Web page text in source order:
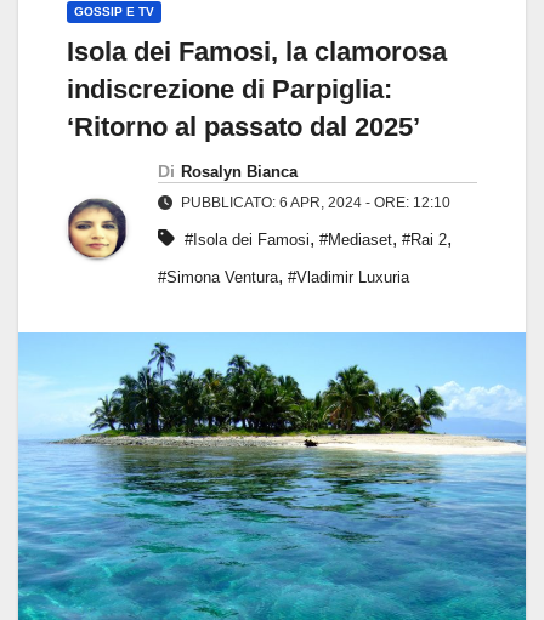
GOSSIP E TV
Isola dei Famosi, la clamorosa
indiscrezione di Parpiglia:
‘Ritorno al passato dal 2025’
Di Rosalyn Bianca
PUBBLICATO: 6 APR, 2024 - ORE: 12:10
#Isola dei Famosi, #Mediaset, #Rai 2,
#Simona Ventura, #Vladimir Luxuria